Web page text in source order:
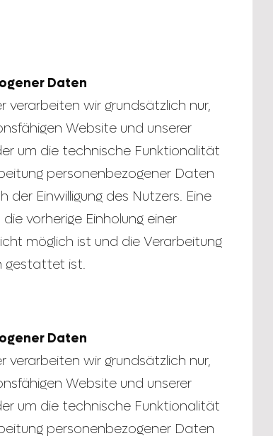
Daten
verarbeiten wir grundsätzlich nur,
Website und unserer
um die technische Funktionalität
personenbezogener Daten
der Einwilligung des Nutzers. Eine
vorherige Einholung einer
möglich ist und die Verarbeitung
gestattet ist.
Daten
verarbeiten wir grundsätzlich nur,
Website und unserer
um die technische Funktionalität
personenbezogener Daten